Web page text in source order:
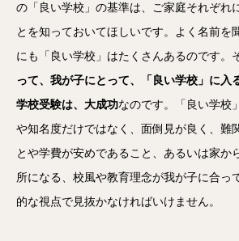
の「良い学校」の基準は、ご家庭それぞれ
とを知っておいてほしいです。よく名前を
にも「良い学校」はたくさんあるのです。
って、我が子にとって、「良い学校」に入
学校受験は、大成功なのです。「良い学校
や知名度だけではなく、面倒見が良く、難
とや学費が安めであること、あるいは家か
所になる、校風や教育理念が我が子に合っ
的な視点で見抜かなければいけません。